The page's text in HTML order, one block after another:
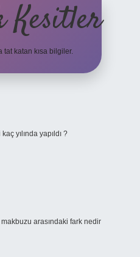
Kesitler
tat katan kısa bilgiler.
yılında yapıldı ?
arasındaki fark nedir